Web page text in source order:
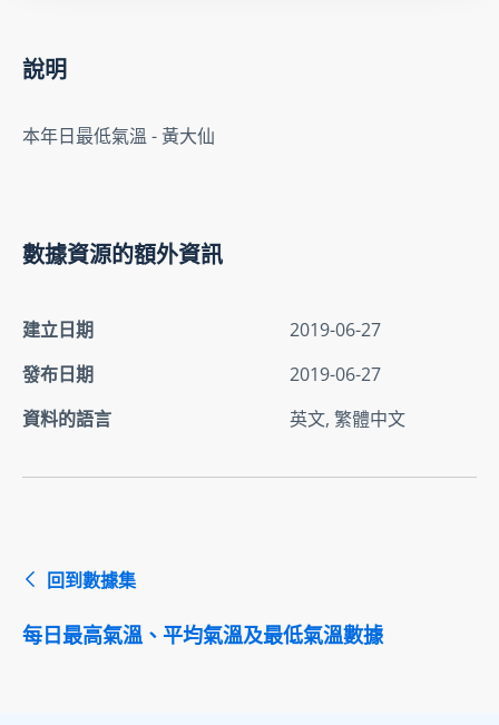
說明
本年日最低氣溫 - 黃大仙
數據資源的額外資訊
建立日期
2019-06-27
發布日期
2019-06-27
資料的語言
英文, 繁體中文
回到數據集
每日最高氣溫、平均氣溫及最低氣溫數據